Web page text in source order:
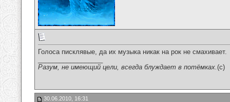
Голоса писклявые, да их музыка никак на рок не смахивает.
Разум, не имеющий цели, всегда блуждает в потёмках.(c)
30.06.2010, 16:31